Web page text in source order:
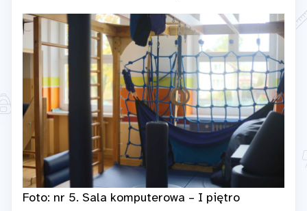
Foto: nr 5. Sala komputerowa – I piętro